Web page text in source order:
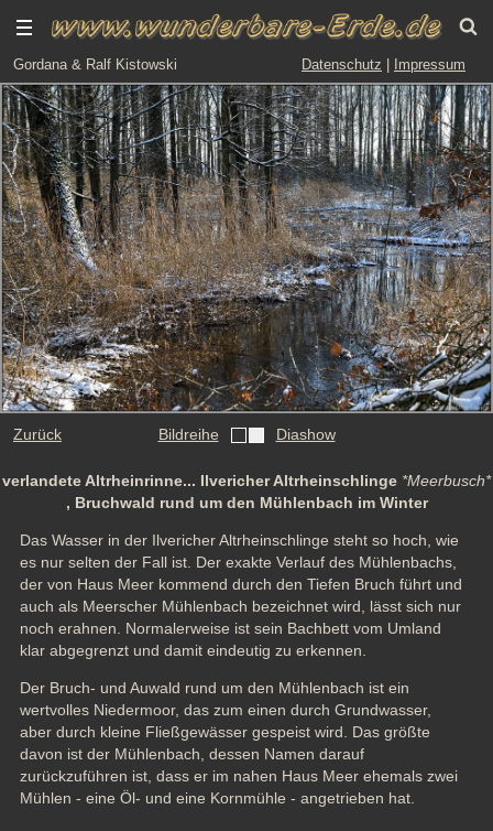
Gordana & Ralf Kistowski Datenschutz Impressum
Zurück Bildreihe Diashow
verlandete Altrheinrinne... Ilvericher Altrheinschlinge *Meerbusch*
, Bruchwald rund um den Mühlenbach im Winter
Das Wasser in der Ilvericher Altrheinschlinge steht so hoch, wie
es nur selten der Fall ist. Der exakte Verlauf des Mühlenbachs,
der von Haus Meer kommend durch den Tiefen Bruch führt und
auch als Meerscher Mühlenbach bezeichnet wird, lässt sich nur
noch erahnen. Normalerweise ist sein Bachbett vom Umland
klar abgegrenzt und damit eindeutig zu erkennen.
Der Bruch- und Auwald rund um den Mühlenbach ist ein
wertvolles Niedermoor, das zum einen durch Grundwasser,
aber durch kleine Fließgewässer gespeist wird. Das größte
davon ist der Mühlenbach, dessen Namen darauf
zurückzuführen ist, dass er im nahen Haus Meer ehemals zwei
Mühlen - eine Öl- und eine Kornmühle - angetrieben hat.